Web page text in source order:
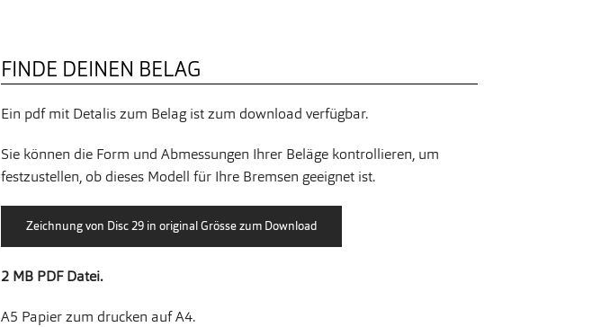
FINDE DEINEN BELAG
Ein pdf mit Detalis zum Belag ist zum download verfügbar.
Sie können die Form und Abmessungen Ihrer Beläge kontrollieren, um
festzustellen, ob dieses Modell für Ihre Bremsen geeignet ist.
2 MB PDF Datei.
A5 Papier zum drucken auf A4.